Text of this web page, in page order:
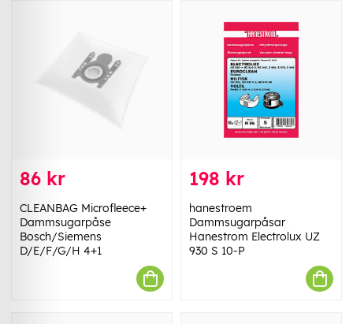
86 kr
CLEANBAG Microfleece+
Dammsugarpåse
Bosch/Siemens
D/E/F/G/H 4+1
198 kr
hanestroem
Dammsugarpåsar
Hanestrom Electrolux UZ
930 S 10-P